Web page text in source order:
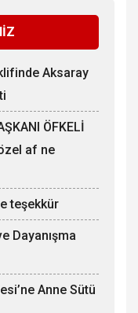
Aksaray
ÖFKELİ
af ne
teşekkür
Dayanışma
Anne Sütü